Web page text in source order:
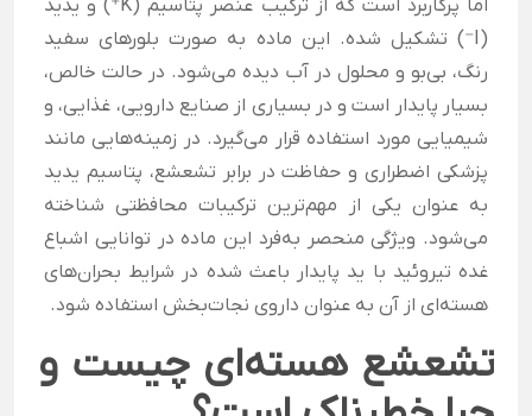
اما پرکاربرد است که از ترکیب عنصر پتاسیم (K⁺) و یدید
(I⁻) تشکیل شده. این ماده به صورت بلورهای سفید
رنگ، بی‌بو و محلول در آب دیده می‌شود. در حالت خالص،
بسیار پایدار است و در بسیاری از صنایع دارویی، غذایی، و
شیمیایی مورد استفاده قرار می‌گیرد. در زمینه‌هایی مانند
پزشکی اضطراری و حفاظت در برابر تشعشع، پتاسیم یدید
به عنوان یکی از مهم‌ترین ترکیبات محافظتی شناخته
می‌شود. ویژگی منحصر به‌فرد این ماده در توانایی اشباع
غده تیروئید با ید پایدار باعث شده در شرایط بحران‌های
هسته‌ای از آن به عنوان داروی نجات‌بخش استفاده شود.
تشعشع هسته‌ای چیست و